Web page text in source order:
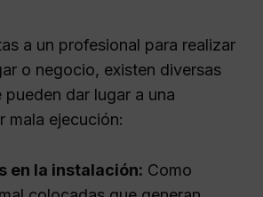
a un profesional para realizar
o negocio, existen diversas
dar lugar a una
mala ejecución:
en la instalación: Como